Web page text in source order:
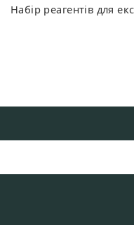
Набір реагентів для